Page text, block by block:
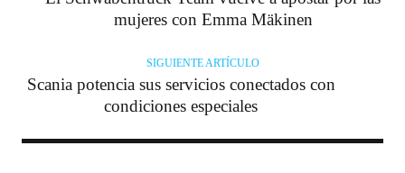
mujeres con Emma Mäkinen
SIGUIENTE ARTÍCULO
Scania potencia sus servicios conectados con
condiciones especiales